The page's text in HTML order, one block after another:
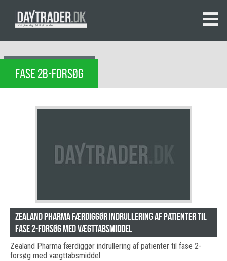
FASE 2B-FORSØG
Zealand Pharma færdiggør indrullering af patienter til
fase 2-forsøg med vægttabsmiddel
Zealand Pharma færdiggør indrullering af patienter til fase 2-
forsøg med vægttabsmiddel